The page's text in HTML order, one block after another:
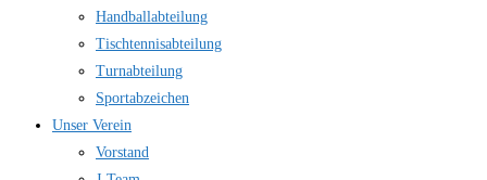
Handballabteilung
Tischtennisabteilung
Turnabteilung
Sportabzeichen
Unser Verein
Vorstand